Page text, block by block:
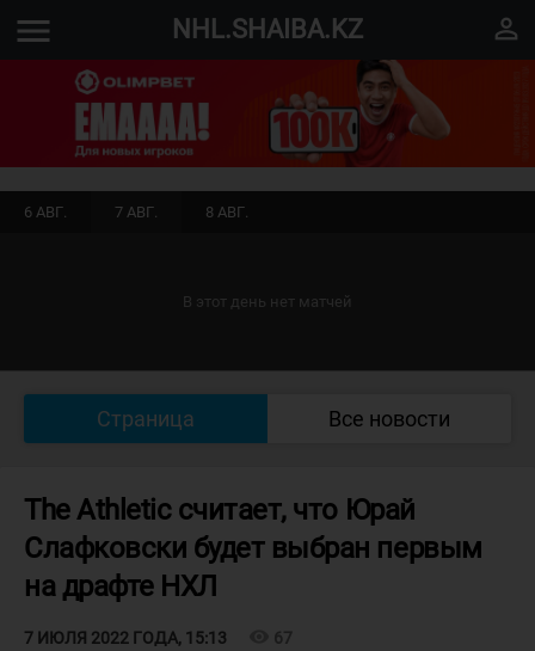
menu NHL.SHAIBA.KZ perm_identity
6 АВГ. 7 АВГ. 8 АВГ.
В этот день нет матчей
Страница Все новости
The Athletic считает, что Юрай
Слафковски будет выбран первым
на драфте НХЛ
7 ИЮЛЯ 2022 ГОДА, 15:13 67